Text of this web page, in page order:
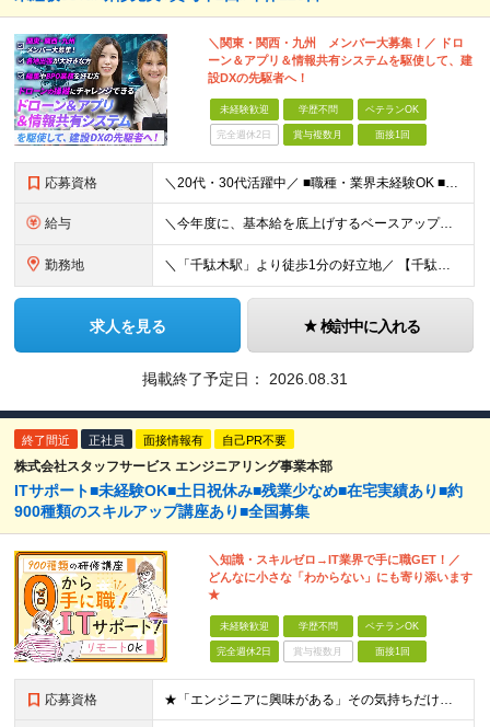
＼関東・関西・九州 メンバー大募集！／ ドロ
ーン＆アプリ＆情報共有システムを駆使して、建
設DXの先駆者へ！
未経験歓迎 学歴不問 ベテランOK
完全週休2日 賞与複数月 面接1回
応募資格 ＼20代・30代活躍中／ ■職種・業界未経験OK ■第二新卒歓迎 ■学歴不問 ＼こんな方にぴったりです／ ◎ドローン操縦、最新のガジェット、映像クリエイティブに興味がある方 ◎ゲームや機械をいじるの
給与 ＼今年度に、基本給を底上げするベースアップを実施！／ ◆月給23万～40万円＋賞与年2回＋交通費全額支給 ※経験・資格・能力等を考慮の上、当社規定により優遇します。 ※上記の金額に加えて、時間外手当
勤務地 ＼「千駄木駅」より徒歩1分の好立地／ 【千駄木営業所】 東京都文京区千駄木3-31-12 ワコーレ千駄木ビル4階 ☆他の拠点でも募集中！ 【関西営業所】 大阪府大阪市西区西本町1-7-21 ニシモト
求人を見る 検討中に入れる
掲載終了予定日： 2026.08.31
終了間近 正社員 面接情報有 自己PR不要
株式会社スタッフサービス エンジニアリング事業本部
ITサポート■未経験OK■土日祝休み■残業少なめ■在宅実績あり■約
900種類のスキルアップ講座あり■全国募集
＼知識・スキルゼロ→IT業界で手に職GET！／
どんなに小さな「わからない」にも寄り添います
★
未経験歓迎 学歴不問 ベテランOK
完全週休2日 賞与複数月 面接1回
応募資格 ★「エンジニアに興味がある」その気持ちだけでOK！ ■学歴不問 ■IT知識・実務経験は一切不問！未経験・第二新卒大歓迎 ★ITサポート・IT事務やエンジニアの経験をお持ちの方は優遇します！ 地方在住